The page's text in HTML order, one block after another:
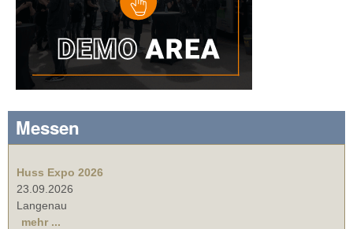
Messen
Huss Expo 2026
23.09.2026
Langenau
mehr ...